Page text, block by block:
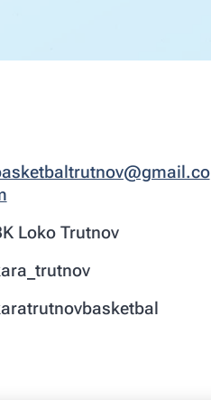
Loko Trutnov